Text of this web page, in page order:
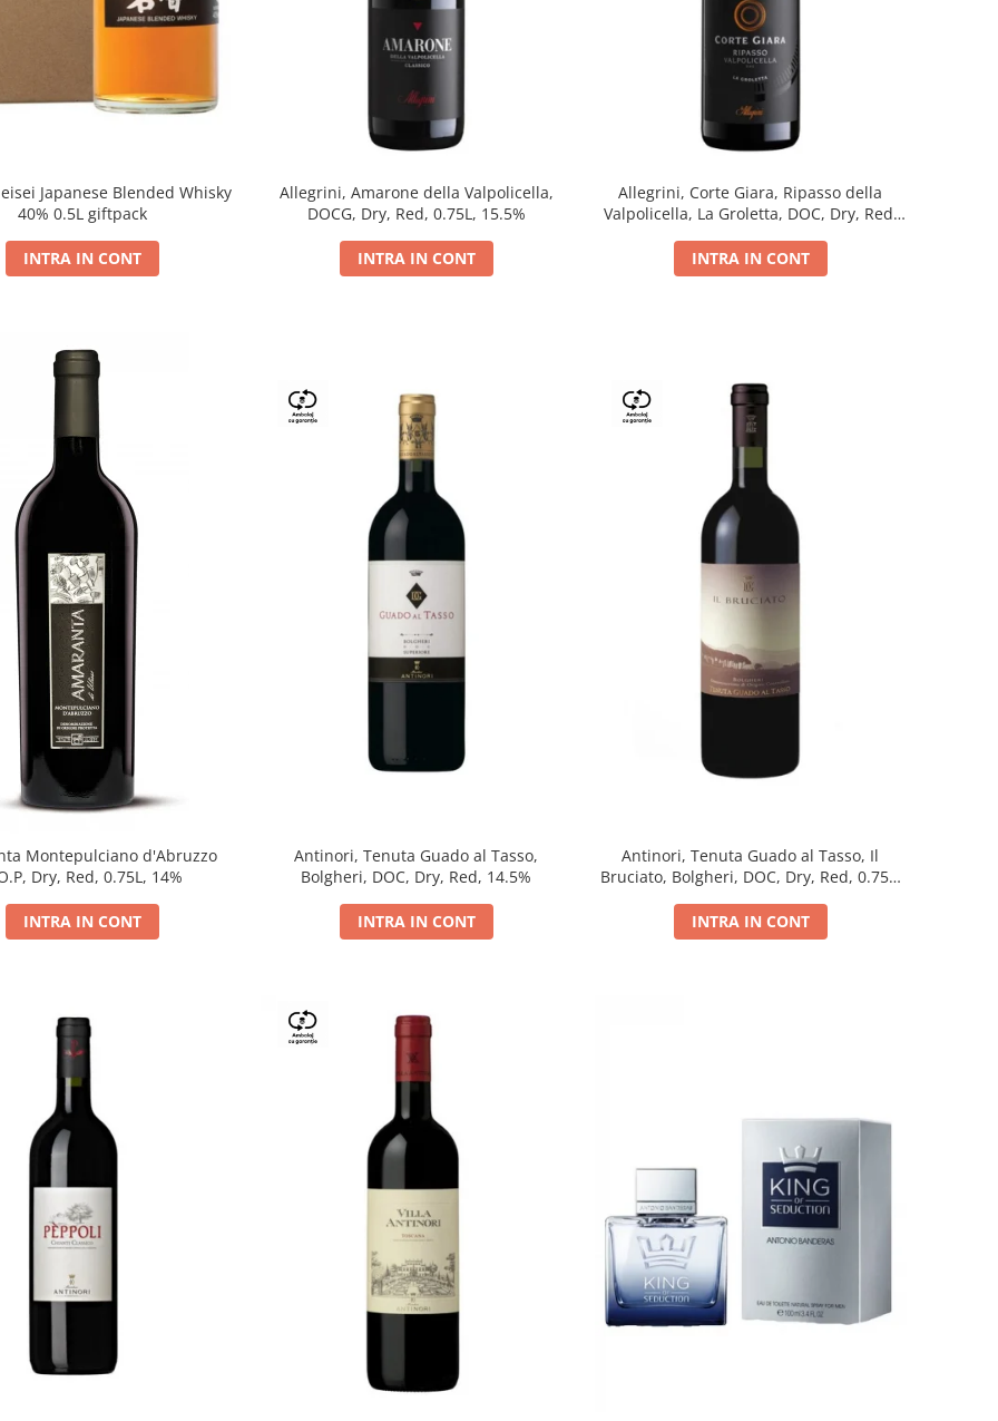
Japanese Blended Whisky
40% 0.5L giftpack
INTRA IN CONT
Allegrini, Amarone della Valpolicella,
DOCG, Dry, Red, 0.75L, 15.5%
INTRA IN CONT
Allegrini, Corte Giara, Ripasso della
Valpolicella, La Groletta, DOC, Dry, Red,
INTRA IN CONT
Montepulciano d'Abruzzo
Dry, Red, 0.75L, 14%
INTRA IN CONT
Antinori, Tenuta Guado al Tasso,
Bolgheri, DOC, Dry, Red, 14.5%
INTRA IN CONT
Antinori, Tenuta Guado al Tasso, Il
Bruciato, Bolgheri, DOC, Dry, Red, 0.75L,
INTRA IN CONT